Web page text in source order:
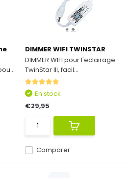
DIMMER WIFI TWINSTAR
DIMMER WIFI pour l'eclairage
TwinStar III, facil...
Comparer
En stock
€29,95